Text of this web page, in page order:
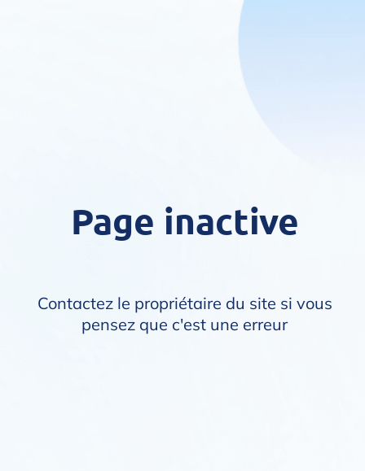
Page inactive
Contactez le propriétaire du site si vous
pensez que c'est une erreur